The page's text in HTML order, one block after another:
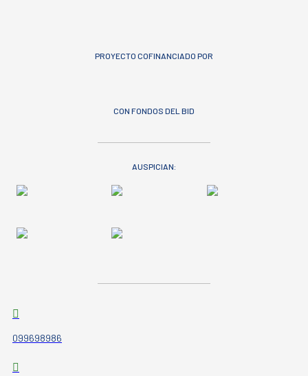
PROYECTO COFINANCIADO POR
CON FONDOS DEL BID
AUSPICIAN:
099698986